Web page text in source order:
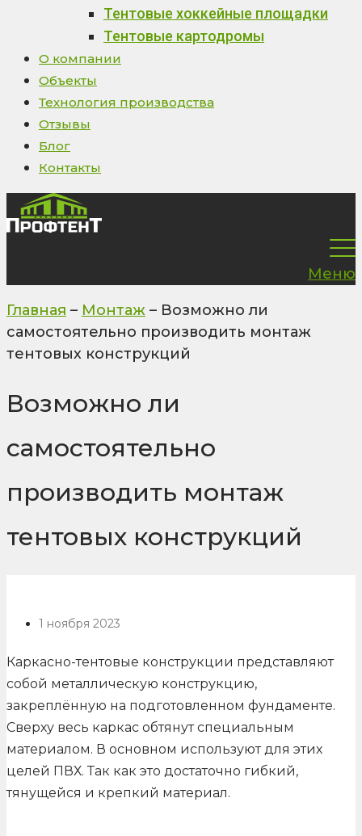
Тентовые хоккейные площадки
Тентовые картодромы
О компании
Объекты
Технология производства
Отзывы
Блог
Контакты
Меню
Главная – Монтаж – Возможно ли
самостоятельно производить монтаж
тентовых конструкций
Возможно ли
самостоятельно
производить монтаж
тентовых конструкций
1 ноября 2023
Каркасно-тентовые конструкции представляют
собой металлическую конструкцию,
закреплённую на подготовленном фундаменте.
Сверху весь каркас обтянут специальным
материалом. В основном используют для этих
целей ПВХ. Так как это достаточно гибкий,
тянущейся и крепкий материал.